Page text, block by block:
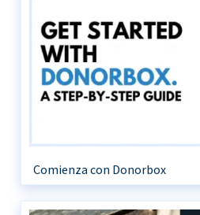
Comienza con Donorbox